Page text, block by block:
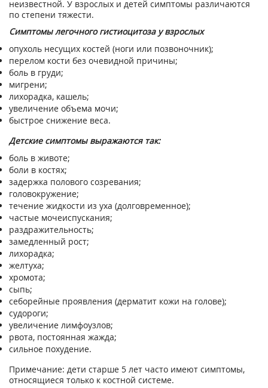
неизвестной. У взрослых и детей симптомы различаются
по степени тяжести.
Симптомы легочного гистиоцитоза у взрослых
опухоль несущих костей (ноги или позвоночник);
перелом кости без очевидной причины;
боль в груди;
мигрени;
лихорадка, кашель;
увеличение объема мочи;
быстрое снижение веса.
Детские симптомы выражаются так:
боль в животе;
боли в костях;
задержка полового созревания;
головокружение;
течение жидкости из уха (долговременное);
частые мочеиспускания;
раздражительность;
замедленный рост;
лихорадка;
желтуха;
хромота;
сыпь;
себорейные проявления (дерматит кожи на голове);
судороги;
увеличение лимфоузлов;
рвота, постоянная жажда;
сильное похудение.
Примечание: дети старше 5 лет часто имеют симптомы,
относящиеся только к костной системе.